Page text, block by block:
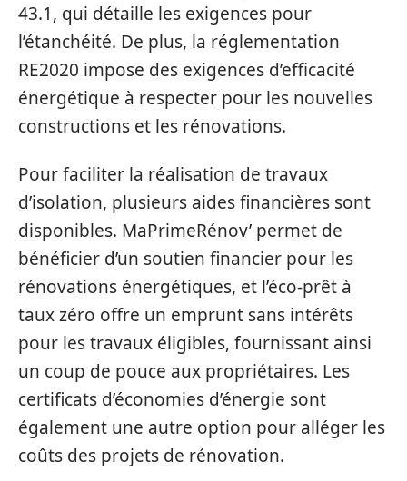
43.1, qui détaille les exigences pour
l’étanchéité. De plus, la réglementation
RE2020 impose des exigences d’efficacité
énergétique à respecter pour les nouvelles
constructions et les rénovations.
Pour faciliter la réalisation de travaux
d’isolation, plusieurs aides financières sont
disponibles. MaPrimeRénov’ permet de
bénéficier d’un soutien financier pour les
rénovations énergétiques, et l’éco-prêt à
taux zéro offre un emprunt sans intérêts
pour les travaux éligibles, fournissant ainsi
un coup de pouce aux propriétaires. Les
certificats d’économies d’énergie sont
également une autre option pour alléger les
coûts des projets de rénovation.